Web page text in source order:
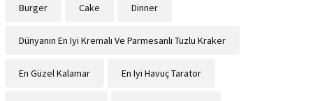
Burger Cake Dinner
Dünyanın En Iyi Kremalı Ve Parmesanlı Tuzlu Kraker
En Güzel Kalamar En Iyi Havuç Tarator